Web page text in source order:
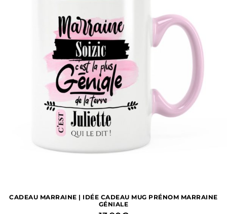
CADEAU MARRAINE | IDÉE CADEAU MUG PRÉNOM MARRAINE
GÉNIALE